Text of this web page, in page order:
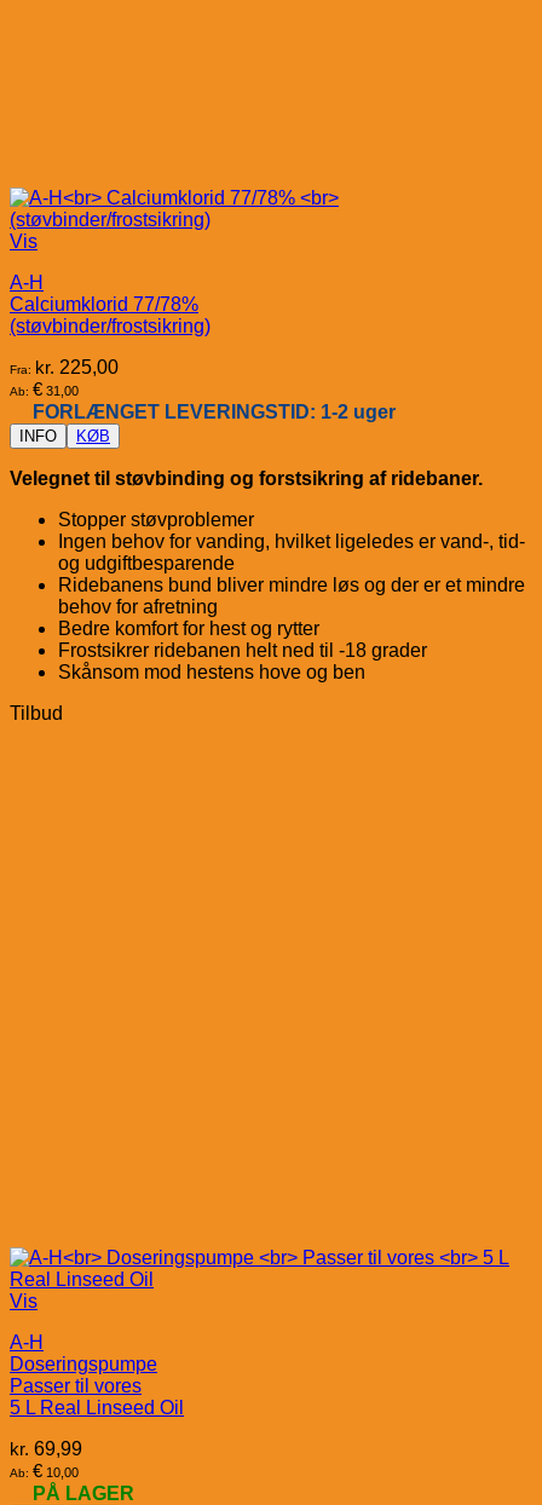
Vis
A-H
Calciumklorid 77/78%
(støvbinder/frostsikring)
Fra: kr. 225,00
Ab: € 31,00
FORLÆNGET LEVERINGSTID: 1-2 uger
INFO KØB
Velegnet til støvbinding og forstsikring af ridebaner.
Stopper støvproblemer
Ingen behov for vanding, hvilket ligeledes er vand-, tid-
og udgiftbesparende
Ridebanens bund bliver mindre løs og der er et mindre
behov for afretning
Bedre komfort for hest og rytter
Frostsikrer ridebanen helt ned til -18 grader
Skånsom mod hestens hove og ben
Tilbud
Vis
A-H
Doseringspumpe
Passer til vores
5 L Real Linseed Oil
kr. 69,99
Ab: € 10,00
PÅ LAGER